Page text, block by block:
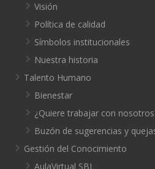
Visión
Política de calidad
Símbolos institucionales
Nuestra historia
Talento Humano
Bienestar
¿Quiere trabajar con
Buzón de sugerencias y
Gestión del Conocimiento
AulaVirtual SBL